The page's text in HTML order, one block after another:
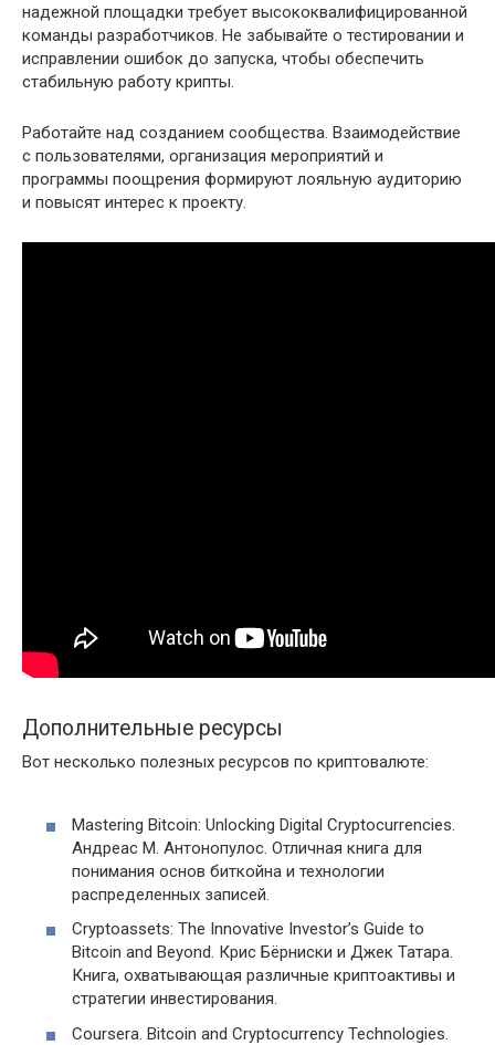
надежной площадки требует высококвалифицированной
команды разработчиков. Не забывайте о тестировании и
исправлении ошибок до запуска, чтобы обеспечить
стабильную работу крипты.
Работайте над созданием сообщества. Взаимодействие
с пользователями, организация мероприятий и
программы поощрения формируют лояльную аудиторию
и повысят интерес к проекту.
Дополнительные ресурсы
Вот несколько полезных ресурсов по криптовалюте:
Mastering Bitcoin: Unlocking Digital Cryptocurrencies.
Андреас М. Антонопулос. Отличная книга для
понимания основ биткойна и технологии
распределенных записей.
Cryptoassets: The Innovative Investor’s Guide to
Bitcoin and Beyond. Крис Бёрниски и Джек Татара.
Книга, охватывающая различные криптоактивы и
стратегии инвестирования.
Coursera. Bitcoin and Cryptocurrency Technologies.